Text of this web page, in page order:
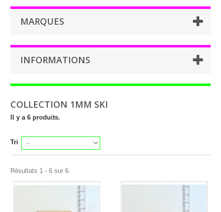
MARQUES
INFORMATIONS
COLLECTION 1MM SKI
Il y a 6 produits.
Tri
Résultats 1 - 6 sur 6.